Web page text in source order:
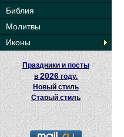
Библия
Молитвы
Иконы
Праздники и посты
в 2026 году.
Новый стиль
Старый стиль